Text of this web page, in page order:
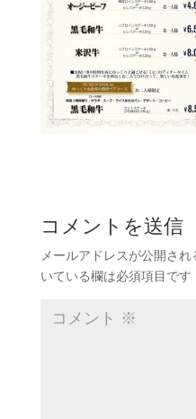
コメントを送信
メールアドレスが公開され
いている欄は必須項目です